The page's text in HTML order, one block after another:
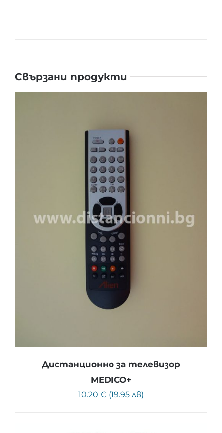
Свързани продукти
Дистанционно за телевизор
MEDICO+
10.20 € (19.95 лв)